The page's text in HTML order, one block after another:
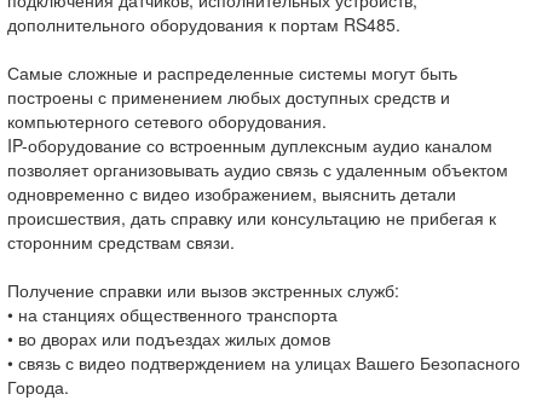
дополнительного оборудования к портам RS485.
Самые сложные и распределенные системы могут быть
построены с применением любых доступных средств и
компьютерного сетевого оборудования.
IP-оборудование со встроенным дуплексным аудио каналом
позволяет организовывать аудио связь с удаленным объектом
одновременно с видео изображением, выяснить детали
происшествия, дать справку или консультацию не прибегая к
сторонним средствам связи.
Получение справки или вызов экстренных служб:
• на станциях общественного транспорта
• во дворах или подъездах жилых домов
• связь с видео подтверждением на улицах Вашего Безопасного
Города.